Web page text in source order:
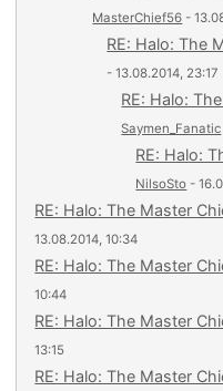
MasterChief56 -
RE: Halo: The
- 13.08.2014, 23:17
RE: Halo:
Saymen_Fanatic
RE: Halo:
NilsoSto -
RE: Halo: The Master
13.08.2014, 10:34
RE: Halo: The Master
10:44
RE: Halo: The Master
13:15
RE: Halo: The Master